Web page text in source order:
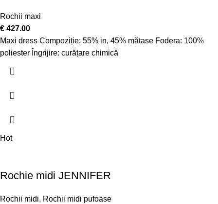
Rochii maxi
€ 427.00
Maxi dress Compoziție: 55% in, 45% mătase Fodera: 100%
poliester Îngrijire: curățare chimică
Hot
Rochie midi JENNIFER
Rochii midi, Rochii midi pufoase